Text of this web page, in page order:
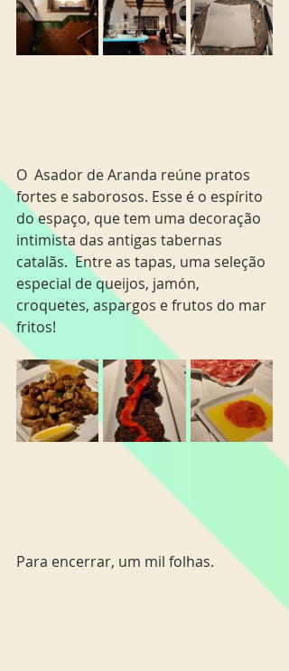
O  Asador de Aranda reúne pratos
fortes e saborosos. Esse é o espírito
do espaço, que tem uma decoração
intimista das antigas tabernas
catalãs.  Entre as tapas, uma seleção
especial de queijos, jamón,
croquetes, aspargos e frutos do mar
fritos!
Para encerrar, um mil folhas.